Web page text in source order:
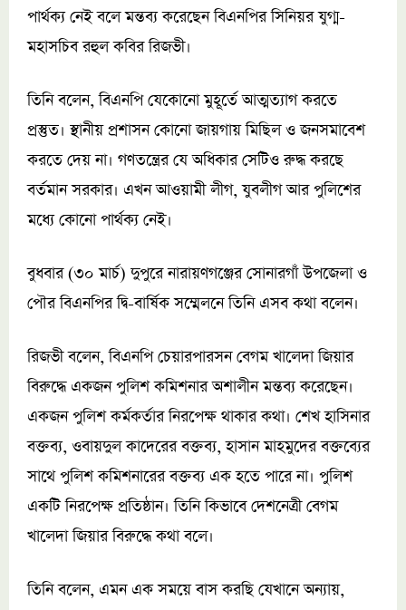
পার্থক্য নেই বলে মন্তব্য করেছেন বিএনপির সিনিয়র যুগ্ম-
মহাসচিব রহুল কবির রিজভী।
তিনি বলেন, বিএনপি যেকোনো মুহূর্তে আত্মত্যাগ করতে
প্রস্তুত। স্থানীয় প্রশাসন কোনো জায়গায় মিছিল ও জনসমাবেশ
করতে দেয় না। গণতন্ত্রের যে অধিকার সেটিও রুদ্ধ করছে
বর্তমান সরকার। এখন আওয়ামী লীগ, যুবলীগ আর পুলিশের
মধ্যে কোনো পার্থক্য নেই।
বুধবার (৩০ মার্চ) দুপুরে নারায়ণগঞ্জের সোনারগাঁ উপজেলা ও
পৌর বিএনপির দ্বি-বার্ষিক সম্মেলনে তিনি এসব কথা বলেন।
রিজভী বলেন, বিএনপি চেয়ারপারসন বেগম খালেদা জিয়ার
বিরুদ্ধে একজন পুলিশ কমিশনার অশালীন মন্তব্য করেছেন।
একজন পুলিশ কর্মকর্তার নিরপেক্ষ থাকার কথা। শেখ হাসিনার
বক্তব্য, ওবায়দুল কাদেরের বক্তব্য, হাসান মাহমুদের বক্তব্যের
সাথে পুলিশ কমিশনারের বক্তব্য এক হতে পারে না। পুলিশ
একটি নিরপেক্ষ প্রতিষ্ঠান। তিনি কিভাবে দেশনেত্রী বেগম
খালেদা জিয়ার বিরুদ্ধে কথা বলে।
তিনি বলেন, এমন এক সময়ে বাস করছি যেখানে অন্যায়,